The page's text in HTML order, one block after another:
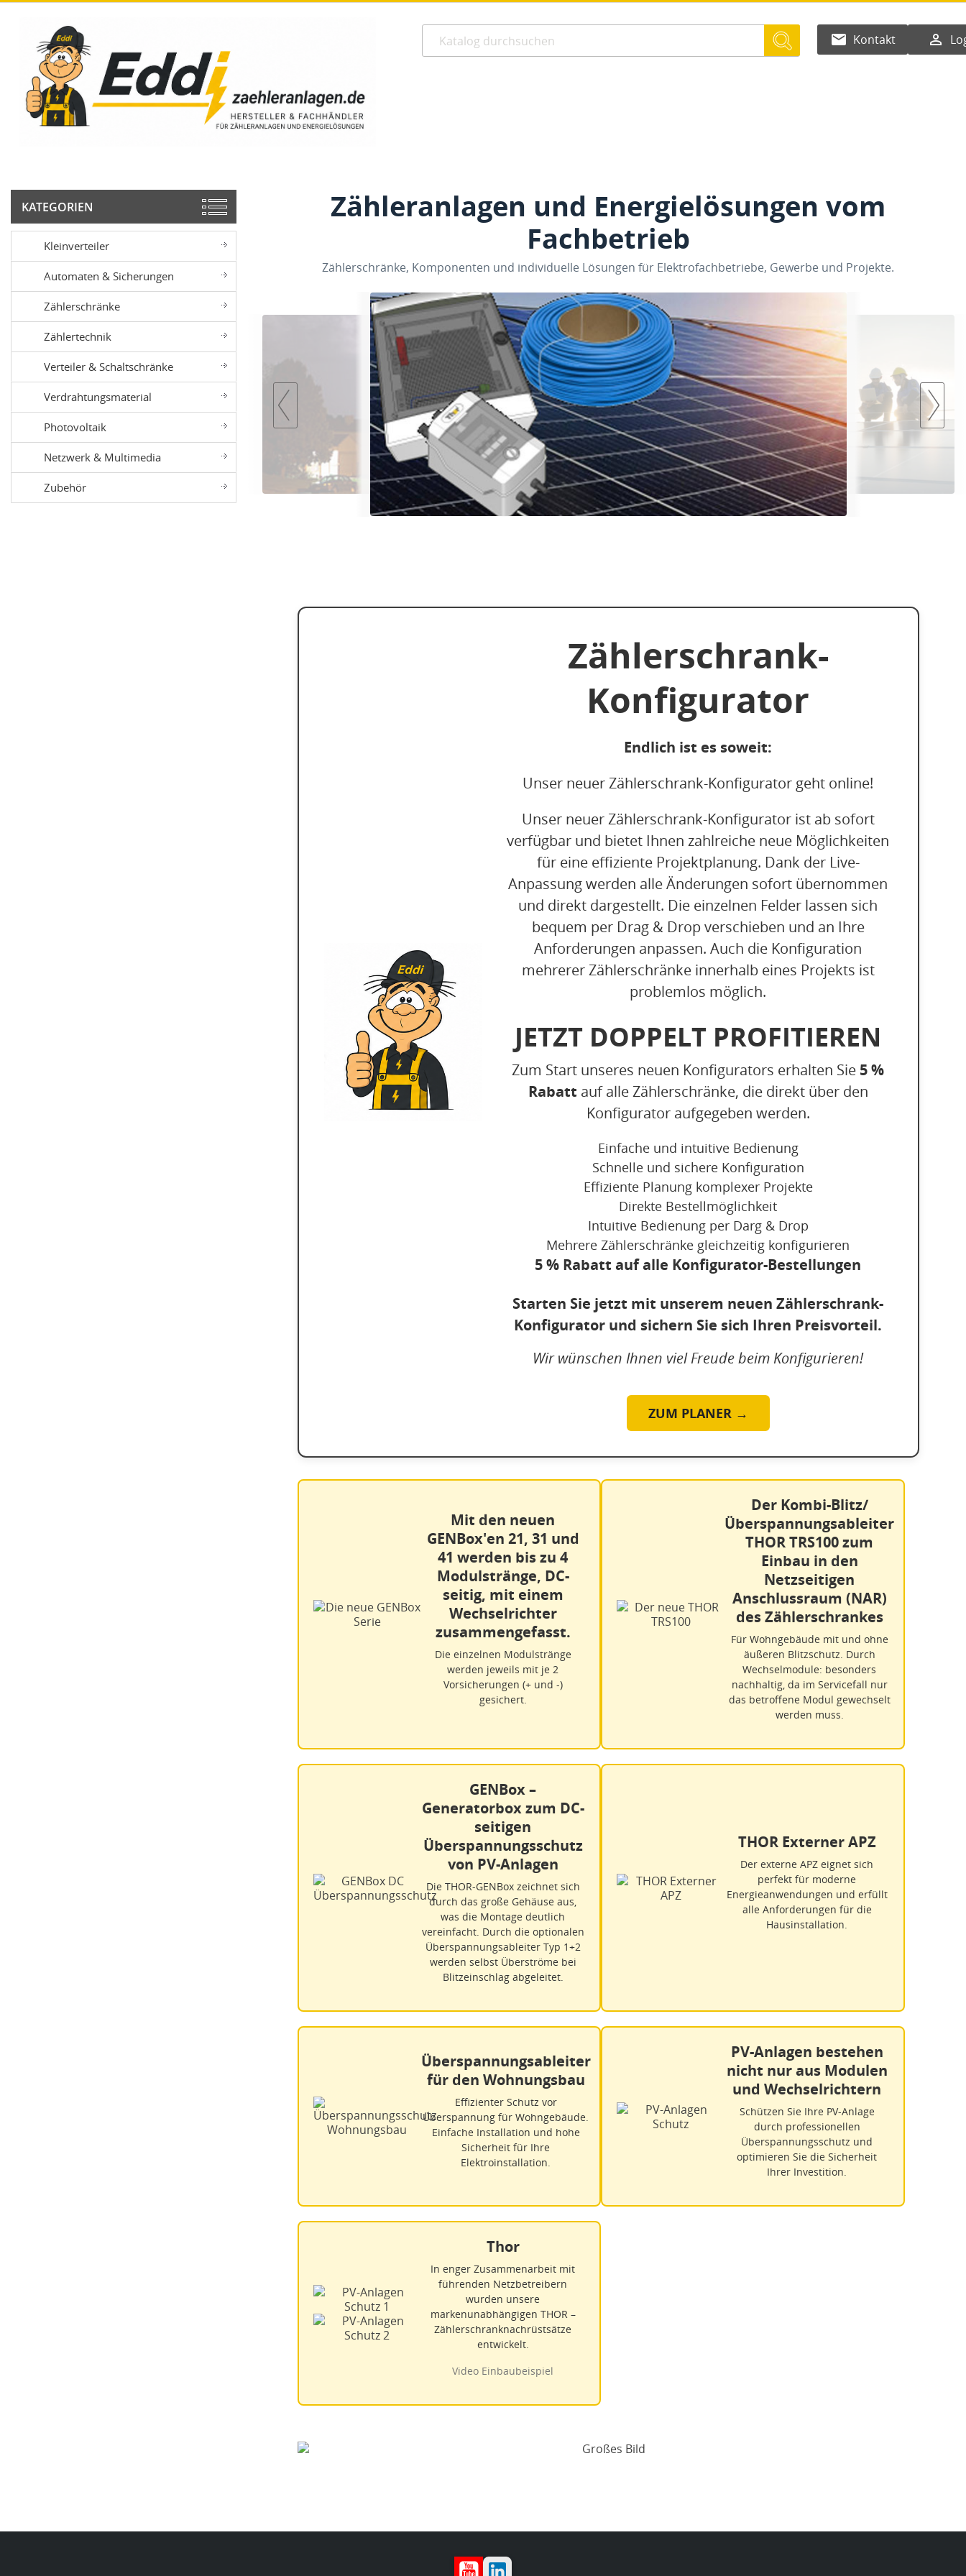
email Kontakt person_outline
KATEGORIEN
Kleinverteiler
Automaten & Sicherungen
Zählerschränke
Zählertechnik
Verteiler & Schaltschränke
Verdrahtungsmaterial
Photovoltaik
Netzwerk & Multimedia
Zubehör
Zähleranlagen und Energielösungen vom
Fachbetrieb
Zählerschränke, Komponenten und individuelle Lösungen für Elektrofachbetriebe, Gewerbe und Projekte.
Zählerschrank-
Konfigurator
Endlich ist es soweit:
Unser neuer Zählerschrank-Konfigurator geht online!
Unser neuer Zählerschrank-Konfigurator ist ab sofort
verfügbar und bietet Ihnen zahlreiche neue Möglichkeiten
für eine effiziente Projektplanung. Dank der Live-
Anpassung werden alle Änderungen sofort übernommen
und direkt dargestellt. Die einzelnen Felder lassen sich
bequem per Drag & Drop verschieben und an Ihre
Anforderungen anpassen. Auch die Konfiguration
mehrerer Zählerschränke innerhalb eines Projekts ist
problemlos möglich.
JETZT DOPPELT PROFITIEREN
Zum Start unseres neuen Konfigurators erhalten Sie 5 %
Rabatt auf alle Zählerschränke, die direkt über den
Konfigurator aufgegeben werden.
Einfache und intuitive Bedienung
Schnelle und sichere Konfiguration
Effiziente Planung komplexer Projekte
Direkte Bestellmöglichkeit
Intuitive Bedienung per Darg & Drop
Mehrere Zählerschränke gleichzeitig konfigurieren
5 % Rabatt auf alle Konfigurator-Bestellungen
Starten Sie jetzt mit unserem neuen Zählerschrank-
Konfigurator und sichern Sie sich Ihren Preisvorteil.
Wir wünschen Ihnen viel Freude beim Konfigurieren!
ZUM PLANER →
Mit den neuen
GENBox'en 21, 31 und
41 werden bis zu 4
Modulstränge, DC-
seitig, mit einem
Wechselrichter
zusammengefasst.
Die einzelnen Modulstränge
werden jeweils mit je 2
Vorsicherungen (+ und -)
gesichert.
Der Kombi-Blitz/
Überspannungsableiter
THOR TRS100 zum
Einbau in den
Netzseitigen
Anschlussraum (NAR)
des Zählerschrankes
Für Wohngebäude mit und ohne
äußeren Blitzschutz. Durch
Wechselmodule: besonders
nachhaltig, da im Servicefall nur
das betroffene Modul gewechselt
werden muss.
GENBox –
Generatorbox zum DC-
seitigen
Überspannungsschutz
von PV-Anlagen
Die THOR-GENBox zeichnet sich
durch das große Gehäuse aus,
was die Montage deutlich
vereinfacht. Durch die optionalen
Überspannungsableiter Typ 1+2
werden selbst Überströme bei
Blitzeinschlag abgeleitet.
THOR Externer APZ
Der externe APZ eignet sich
perfekt für moderne
Energieanwendungen und erfüllt
alle Anforderungen für die
Hausinstallation.
Überspannungsableiter
für den Wohnungsbau
Effizienter Schutz vor
Überspannung für Wohngebäude.
Einfache Installation und hohe
Sicherheit für Ihre
Elektroinstallation.
PV-Anlagen bestehen
nicht nur aus Modulen
und Wechselrichtern
Schützen Sie Ihre PV-Anlage
durch professionellen
Überspannungsschutz und
optimieren Sie die Sicherheit
Ihrer Investition.
Thor
In enger Zusammenarbeit mit
führenden Netzbetreibern
wurden unsere
markenunabhängigen THOR –
Zählerschranknachrüstsätze
entwickelt.
Video Einbaubeispiel
YouTube